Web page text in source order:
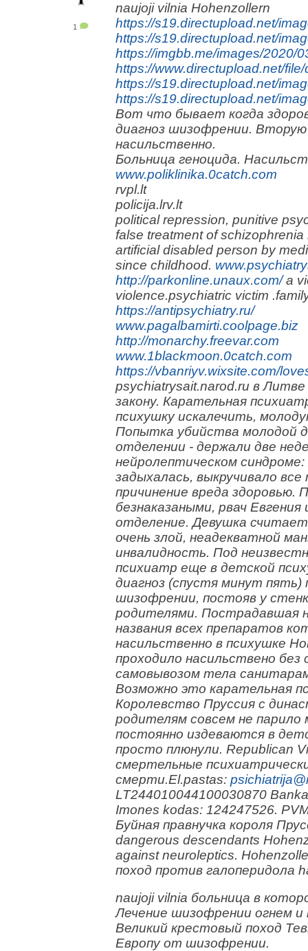
1
naujoji vilnia Hohenzollern
https://s19.directupload.net/
https://s19.directupload.net/
https://imgbb.me/images/2020/
https://www.directupload.net/
https://s19.directupload.net/
https://s19.directupload.net/
Вот что бывает когда
диагноз шизофрении. Вторую
насильственно.
Больница геноцида.
www.poliklinika.0catch.com
rvpl.lt
policija.lrv.lt
political repression, punitive
false treatment of
artificial disabled person by
since childhood.
http://parkonline.unaux.com/a
violence.psychiatric victim
https://antipsychiatry.ru/
www.pagalbamirti.coolpage.biz
http://monarchy.freevar.com
www.1blackmoon.0catch.com
https://vbanriyv.wixsite.com/
psychiatrysait.narod.ru в
закону. Карательная
психушку искалечить,
Попытка убийства молодой
отделении - держали две
нейролептическом
задыхалась, выкручивало
причинение вреда здоровью.
безнаказаными, рвач
отделение. Девушка
очень злой, неадекватной
инвалидность. Под
психиатр еще в детской
диагноз (спустя минут пять)
шизофрении, постояв у
родителями. Пострадавшая
названия всех препаратов
насильственно в психушке
проходило насильствено
самовывозом тела
Возможно это карательная
Королевство Пруссия с
родителям совсем не парило
постоянно издеваются в
просто плюнули. Republican
смертельные
смерти.El.pastas:
LT244010044100030870
Imones kodas: 124247526.
Буйная правнучка короля
dangerous descendants
against neuroleptics.
поход против галоперидола
naujoji vilnia больница в
Лечение шизофрении огнем и
Великий крестовый поход
Европу от шизофрении.